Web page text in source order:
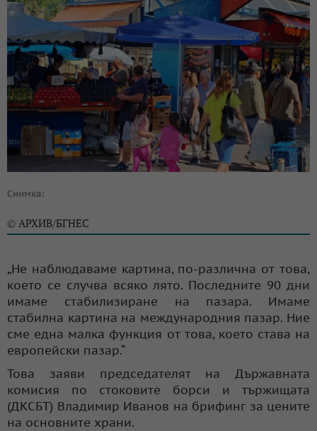
Снимка:
© АРХИВ/БГНЕС
„Не наблюдаваме картина, по-различна от това,
което се случва всяко лято. Последните 90 дни
имаме стабилизиране на пазара. Имаме
стабилна картина на международния пазар. Ние
сме една малка функция от това, което става на
европейски пазар.“
Това заяви председателят на Държавната
комисия по стоковите борси и тържищата
(ДКСБТ) Владимир Иванов на брифинг за цените
на основните храни.